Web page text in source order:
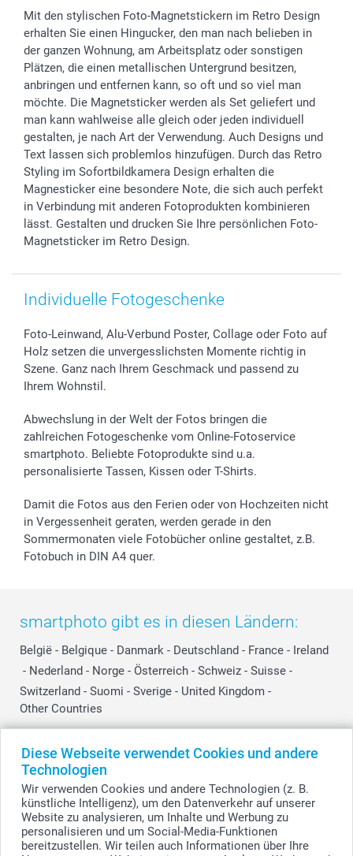
Diese Webseite verwendet Cookies und andere
Technologien
Wir verwenden Cookies und andere Technologien (z. B.
künstliche Intelligenz), um den Datenverkehr auf unserer
Website zu analysieren, um Inhalte und Werbung zu
personalisieren und um Social-Media-Funktionen
bereitzustellen. Wir teilen auch Informationen über Ihre
Sticker & Etiketten
Geschenk-Gutscheine (PDF)
Presse
Partnerprogramme
Investor Relations
B2B smartbusiness
Widerrufsrecht
Kommunion & Konfirmation
Hochzeit
Geburtstag
Geburt
Zu allen Anlässen
48h Lieferung
Zahlungsmöglichkeiten
Anmelden /Registrieren
Sitemap
Status der Bestellung
smartfriends
smartgarantie
smartbonus
Mit den stylischen Foto-Magnetstickern im Retro Design
erhalten Sie einen Hingucker, den man nach belieben in
der ganzen Wohnung, am Arbeitsplatz oder sonstigen
Plätzen, die einen metallischen Untergrund besitzen,
anbringen und entfernen kann, so oft und so viel man
möchte. Die Magnetsticker werden als Set geliefert und
man kann wahlweise alle gleich oder jeden individuell
gestalten, je nach Art der Verwendung. Auch Designs und
Text lassen sich problemlos hinzufügen. Durch das Retro
Styling im Sofortbildkamera Design erhalten die
Magnesticker eine besondere Note, die sich auch perfekt
in Verbindung mit anderen Fotoprodukten kombinieren
lässt. Gestalten und drucken Sie Ihre persönlichen Foto-
Magnetsticker im Retro Design.
Individuelle Fotogeschenke
Foto-Leinwand, Alu-Verbund Poster, Collage oder Foto auf
Holz setzen die unvergesslichsten Momente richtig in
Szene. Ganz nach Ihrem Geschmack und passend zu
Ihrem Wohnstil.
Abwechslung in der Welt der Fotos bringen die
zahlreichen Fotogeschenke vom Online-Fotoservice
smartphoto. Beliebte Fotoprodukte sind u.a.
personalisierte Tassen, Kissen oder T-Shirts.
Damit die Fotos aus den Ferien oder von Hochzeiten nicht
in Vergessenheit geraten, werden gerade in den
Sommermonaten viele Fotobücher online gestaltet, z.B.
Fotobuch in DIN A4 quer.
smartphoto gibt es in diesen Ländern:
België - Belgique - Danmark - Deutschland - France - Ireland
- Nederland - Norge - Österreich - Schweiz - Suisse -
Switzerland - Suomi - Sverige - United Kingdom -
Other Countries
© smartphoto Group. Alle Rechte vorbehalten.
Alle Preise verstehen sich in Schweizer Franken (CHF) inkl. MwSt. und zzgl.